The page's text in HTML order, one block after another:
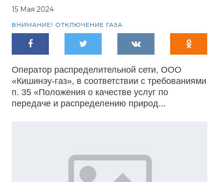
15 Мая 2024
ВНИМАНИЕ! ОТКЛЮЧЕНИЕ ГАЗА
Оператор распределительной сети, ООО
«Кишинэу-газ», в соответствии с требованиями
п. 35 «Положения о качестве услуг по
передаче и распределению природ...